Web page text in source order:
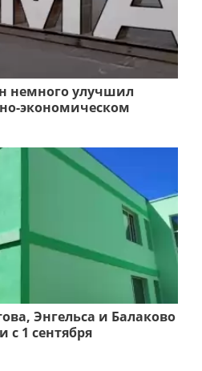
немного улучшил
экономическом
Энгельса и Балаково
с 1 сентября